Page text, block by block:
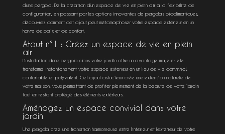
d’une pergola. De la création d’un espace de vie en plein air à la flexibilité de
configuration, en passant par les options innovantes de pergolas bioclimatiques,
découvrez comment cet ajout peut métamorphoser votre espace extérieur en un
havre de paix et de confort.
Atout n°1 : Créez un espace de vie en plein
air
L’installation d’une pergola dans votre jardin offre un avantage majeur : elle
transforme instantanément votre espace extérieur en un lieu de vie convivial,
confortable et polyvalent. Cet ajout astucieux crée une extension naturelle de
votre maison, vous permettant de profiter pleinement de la beauté de votre jardin
tout en restant protégé des éléments extérieurs.
Aménagez un espace convivial dans votre
jardin
Une pergola crée une transition harmonieuse entre l’intérieur et l’extérieur de votre